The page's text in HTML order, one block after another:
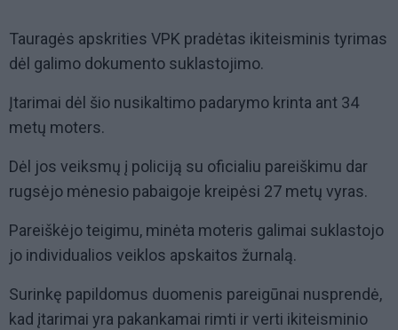
Tauragės apskrities VPK pradėtas ikiteisminis tyrimas
dėl galimo dokumento suklastojimo.
Įtarimai dėl šio nusikaltimo padarymo krinta ant 34
metų moters.
Dėl jos veiksmų į policiją su oficialiu pareiškimu dar
rugsėjo mėnesio pabaigoje kreipėsi 27 metų vyras.
Pareiškėjo teigimu, minėta moteris galimai suklastojo
jo individualios veiklos apskaitos žurnalą.
Surinkę papildomus duomenis pareigūnai nusprendė,
kad įtarimai yra pakankamai rimti ir verti ikiteisminio